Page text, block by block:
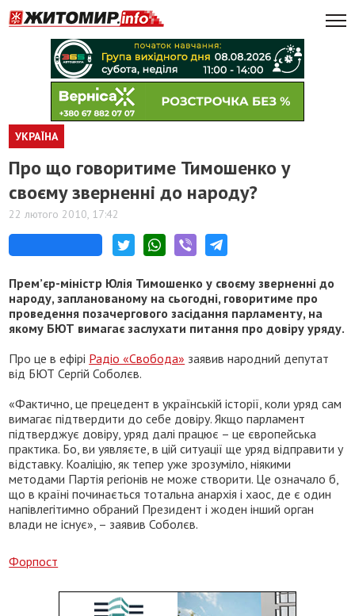
УКРАЇНА
Про що говоритиме Тимошенко у
своєму зверненні до народу?
22 лютого 2010, 17:42
Прем’єр-міністр Юлія Тимошенко у своєму зверненні до
народу, запланованому на сьогодні, говоритиме про
проведення позачергового засідання парламенту, на
якому БЮТ вимагає заслухати питання про довіру уряду.
Про це в ефірі Радіо «Свобода» заявив народний депутат
від БЮТ Сергій Соболєв.
«Фактично, це прецедент в українській історії, коли уряд сам
вимагає підтвердити до себе довіру. Якщо парламент
підтверджує довіру, уряд далі працює – це європейська
практика. Бо, ви уявляєте, в цій ситуації ще уряд відправити у
відставку. Коаліцію, як тепер уже зрозуміло, ніякими
методами Партія регіонів не може створити. Це означало б,
що в країні починається тотальна анархія і хаос, де є один
напівлегітимно обраний Президент і жоден інший орган
влади не існує», – заявив Соболєв.
Форпост